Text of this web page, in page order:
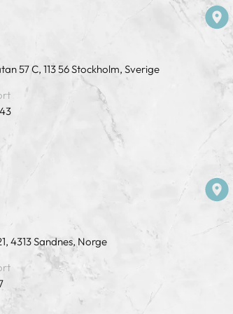
57 C, 113 56 Stockholm, Sverige
4313 Sandnes, Norge